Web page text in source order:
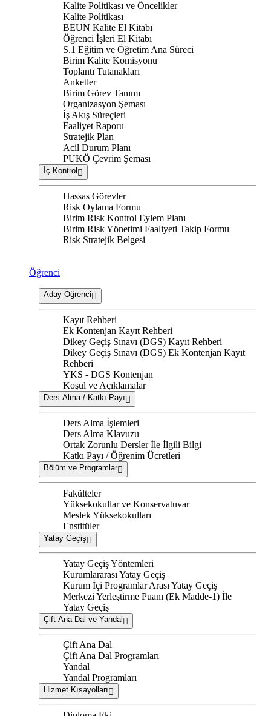
Kalite Politikası ve Öncelikler
Kalite Politikası
BEUN Kalite El Kitabı
Öğrenci İşleri El Kitabı
S.1 Eğitim ve Öğretim Ana Süreci
Birim Kalite Komisyonu
Toplantı Tutanakları
Anketler
Birim Görev Tanımı
Organizasyon Şeması
İş Akış Süreçleri
Faaliyet Raporu
Stratejik Plan
Acil Durum Planı
PUKÖ Çevrim Şeması
İç Kontrol
Hassas Görevler
Risk Oylama Formu
Birim Risk Kontrol Eylem Planı
Birim Risk Yönetimi Faaliyeti Takip Formu
Risk Stratejik Belgesi
Öğrenci
Aday Öğrenci
Kayıt Rehberi
Ek Kontenjan Kayıt Rehberi
Dikey Geçiş Sınavı (DGS) Kayıt Rehberi
Dikey Geçiş Sınavı (DGS) Ek Kontenjan Kayıt
Rehberi
YKS - DGS Kontenjan
Koşul ve Açıklamalar
Ders Alma / Katkı Payı
Ders Alma İşlemleri
Ders Alma Klavuzu
Ortak Zorunlu Dersler İle İlgili Bilgi
Katkı Payı / Öğrenim Ücretleri
Bölüm ve Programlar
Fakülteler
Yüksekokullar ve Konservatuvar
Meslek Yüksekokulları
Enstitüler
Yatay Geçiş
Yatay Geçiş Yöntemleri
Kurumlararası Yatay Geçiş
Kurum İçi Programlar Arası Yatay Geçiş
Merkezi Yerleştirme Puanı (Ek Madde-1) İle
Yatay Geçiş
Çift Ana Dal ve Yandal
Çift Ana Dal
Çift Ana Dal Programları
Yandal
Yandal Programları
Hizmet Kısayolları